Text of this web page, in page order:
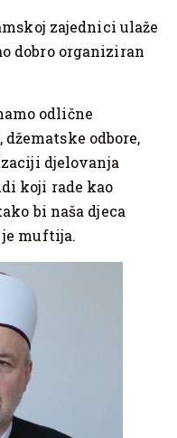
zajednici ulaže
dobro organiziran
odlične
odbore,
djelovanja
koji rade kao
bi naša djeca
je muftija.